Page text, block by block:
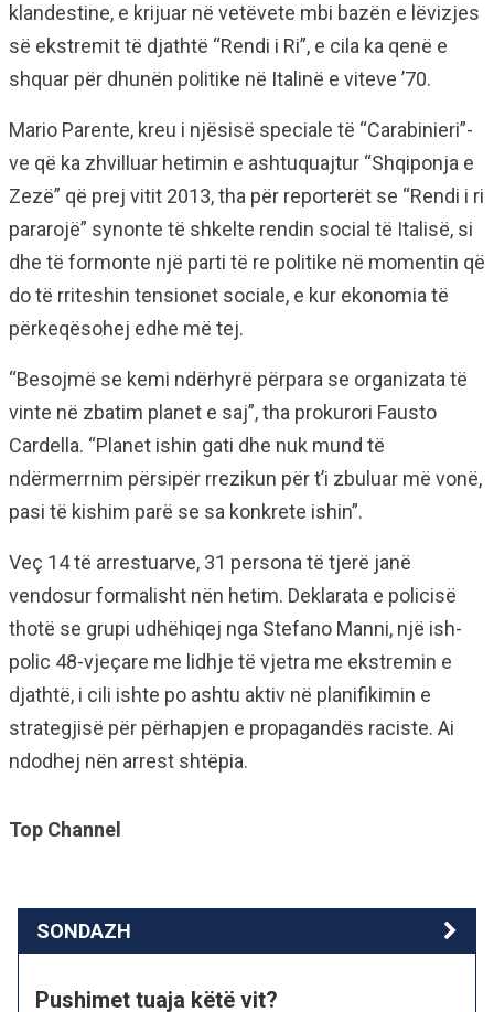
klandestine, e krijuar në vetëvete mbi bazën e lëvizjes
së ekstremit të djathtë “Rendi i Ri”, e cila ka qenë e
shquar për dhunën politike në Italinë e viteve ’70.
Mario Parente, kreu i njësisë speciale të “Carabinieri”-
ve që ka zhvilluar hetimin e ashtuquajtur “Shqiponja e
Zezë” që prej vitit 2013, tha për reporterët se “Rendi i ri
pararojë” synonte të shkelte rendin social të Italisë, si
dhe të formonte një parti të re politike në momentin që
do të rriteshin tensionet sociale, e kur ekonomia të
përkeqësohej edhe më tej.
“Besojmë se kemi ndërhyrë përpara se organizata të
vinte në zbatim planet e saj”, tha prokurori Fausto
Cardella. “Planet ishin gati dhe nuk mund të
ndërmerrnim përsipër rrezikun për t’i zbuluar më vonë,
pasi të kishim parë se sa konkrete ishin”.
Veç 14 të arrestuarve, 31 persona të tjerë janë
vendosur formalisht nën hetim. Deklarata e policisë
thotë se grupi udhëhiqej nga Stefano Manni, një ish-
polic 48-vjeçare me lidhje të vjetra me ekstremin e
djathtë, i cili ishte po ashtu aktiv në planifikimin e
strategjisë për përhapjen e propagandës raciste. Ai
ndodhej nën arrest shtëpia.
Top Channel
SONDAZH
Pushimet tuaja këtë vit?